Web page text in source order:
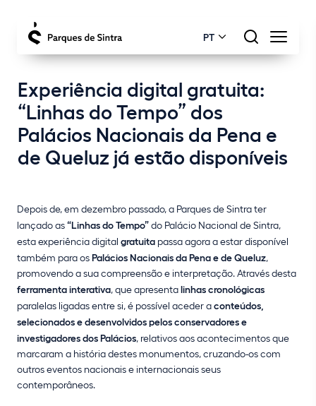
PT
Experiência digital gratuita:
“Linhas do Tempo” dos
Palácios Nacionais da Pena e
de Queluz já estão disponíveis
Depois de, em dezembro passado, a Parques de Sintra ter
lançado as“Linhas do Tempo”do Palácio Nacional de Sintra,
esta experiência digital gratuita passa agora a estar disponível
também para osPalácios Nacionais da Pena e de Queluz,
promovendo a sua compreensão e interpretação. Através desta
ferramenta interativa, que apresentalinhas cronológicas
paralelas ligadas entre si, é possível aceder aconteúdos,
selecionados e desenvolvidos pelos conservadores e
investigadores dos Palácios, relativos aos acontecimentos que
marcaram a história destes monumentos, cruzando-os com
outros eventos nacionais e internacionais seus
contemporâneos.